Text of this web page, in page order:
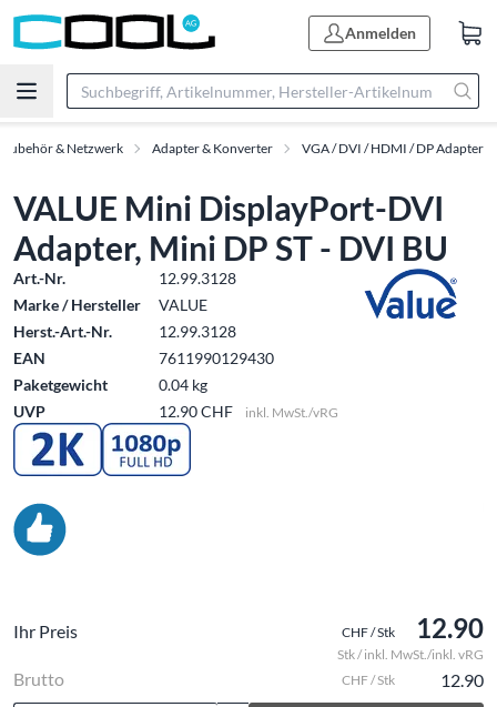
Anmelden
Zubehör & Netzwerk Adapter & Konverter VGA / DVI / HDMI / DP Adapter
VALUE Mini DisplayPort-DVI
Adapter, Mini DP ST - DVI BU
Art.-Nr.
12.99.3128
Marke / Hersteller
VALUE
Herst.-Art.-Nr.
12.99.3128
EAN
7611990129430
Paketgewicht
0.04 kg
UVP
12.90 CHF inkl. MwSt./vRG
Ihr Preis CHF / Stk 12.90
Stk / inkl. MwSt./inkl. vRG
Brutto CHF / Stk 12.90